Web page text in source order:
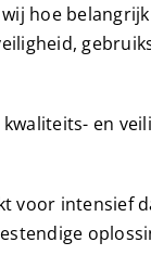
hoe
en
voor intensief